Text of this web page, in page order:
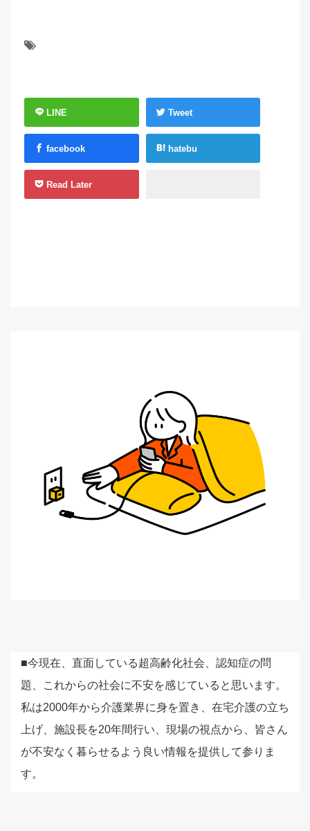
LINE Tweet
facebook hatebu
Read Later
■今現在、直面している超高齢化社会、認知症の問
題、これからの社会に不安を感じていると思います。
私は2000年から介護業界に身を置き、在宅介護の立ち
上げ、施設長を20年間行い、現場の視点から、皆さん
が不安なく暮らせるよう良い情報を提供して参りま
す。